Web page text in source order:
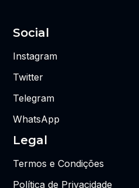
Social
Instagram
Twitter
Telegram
WhatsApp
Legal
Termos e Condições
Política de Privacidade